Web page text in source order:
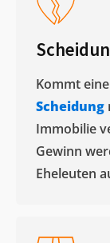
Kommt
Scheidung
Immobilie
Gewinn
Eheleuten